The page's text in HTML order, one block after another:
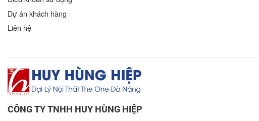
Dự án khách hàng
Liên hệ
CÔNG TY TNHH HUY HÙNG HIỆP